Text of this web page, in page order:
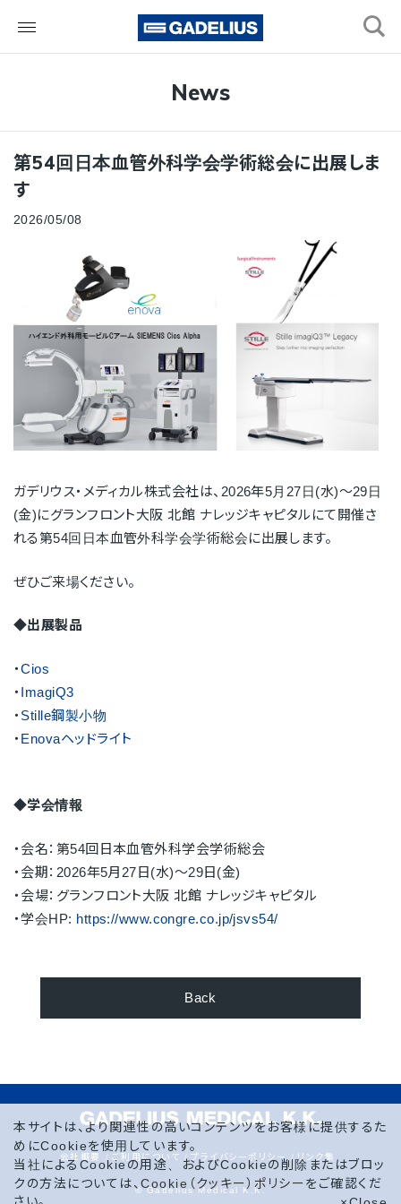
News
第54回日本血管外科学会学術総会に出展しま
す
2026/05/08
ガデリウス・メディカル株式会社は、2026年5月27日(水)～29日
(金)にグランフロント大阪 北館 ナレッジキャピタルにて開催さ
れる第54回日本血管外科学会学術総会に出展します。
ぜひご来場ください。
◆出展製品
・Cios
・ ImagiQ3
・ Stille鋼製小物
・ Enovaヘッドライト
◆学会情報
・会名：第54回日本血管外科学会学術総会
・会期：2026年5月27日(水)～29日(金)
・会場：グランフロント大阪 北館 ナレッジキャピタル
・学会HP: https://www.congre.co.jp/jsvs54/
Back
会社概要 ご利用について プライバシーポリシー リンク集
© Gadelius Medical K.K.
本サイトは、より関連性の高いコンテンツをお客様に提供するた
めにCookieを使用しています。
当社によるCookieの用途、およびCookieの削除またはブロッ
クの方法については、 Cookie（クッキー）ポリシーをご確認くだ